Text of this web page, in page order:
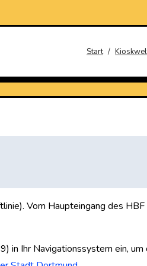
Start
Vom Haupteingang des
Ihr Navigationssystem ein, um